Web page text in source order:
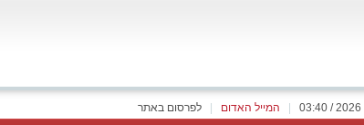
לפרסום באתר המייל האדום